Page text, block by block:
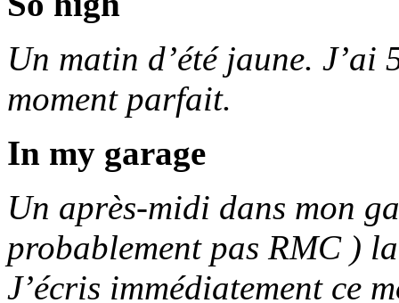
Un matin d’été jaune.
moment parfait.
In my garage
Un après-midi dans mon
probablement pas RMC )
J’écris immédiatement ce